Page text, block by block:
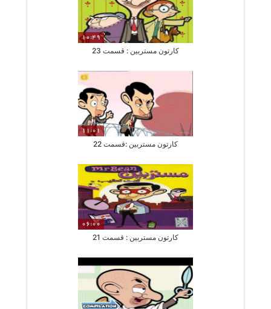
10:49
کارتون مستربین : قسمت 23
11:01
کارتون مستربین :قسمت 22
06:00
کارتون مستربین : قسمت 21